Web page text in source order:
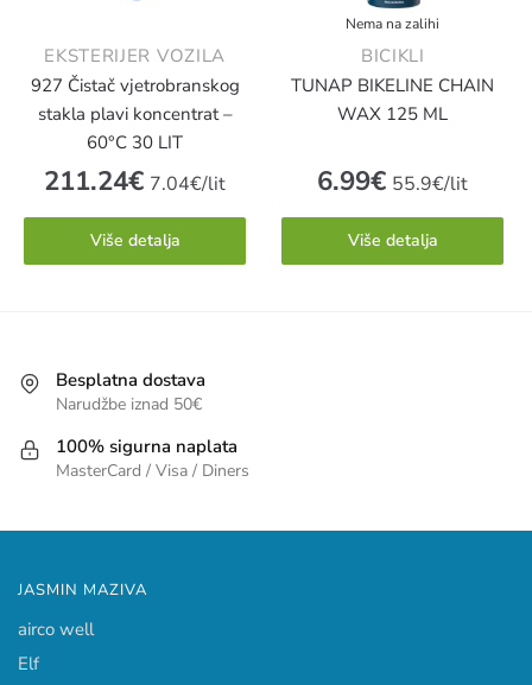
EKSTERIJER VOZILA
927 Čistač vjetrobranskog
stakla plavi koncentrat –
60°C 30 LIT
211.24€ 7.04€/lit
Više detalja
Nema na zalihi
BICIKLI
TUNAP BIKELINE CHAIN
WAX 125 ML
6.99€ 55.9€/lit
Više detalja
Besplatna dostava
Narudžbe iznad 50€
100% sigurna naplata
MasterCard / Visa / Diners
JASMIN MAZIVA
airco well
Elf